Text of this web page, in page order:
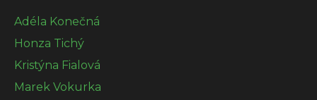
Adéla Konečná
Honza Tichý
Kristýna Fialová
Marek Vokurka